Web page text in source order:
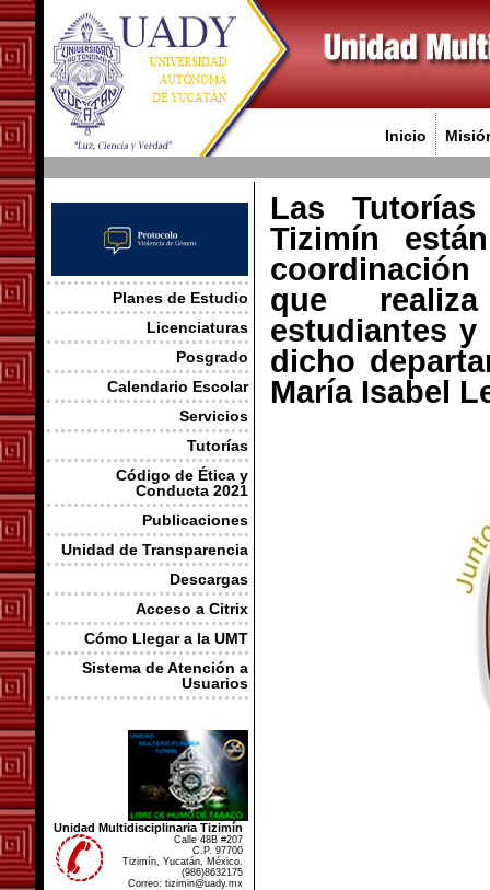
Inicio
Planes de Estudio
Licenciaturas
Posgrado
Calendario Escolar
Servicios
Tutorías
Código de Ética y
Conducta 2021
Publicaciones
Unidad de Transparencia
Descargas
Acceso a Citrix
Cómo Llegar a la UMT
Sistema de Atención a
Usuarios
Unidad Multidisciplinaria Tizimín
Calle 48B #207
C.P. 97700
Tizimín, Yucatán, México.
(986)8632175
Correo: tizimin@uady.mx
Las
Tizimín
coordinación
que
estudiantes y
dicho
María Isabel